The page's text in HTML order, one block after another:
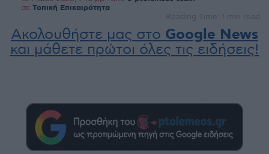
σε Τοπική Επικαιρότητα
Reading Time: 1 min read
Ακολουθήστε μας στο Google News
και μάθετε πρώτοι όλες τις ειδήσεις!